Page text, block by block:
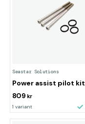
Seastar Solutions
Power assist pilot kit
809 kr
1 variant